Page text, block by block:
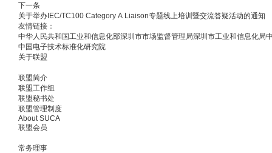
下一条
关于举办IEC/TC100 Category A Liaison专题线上培训暨交流答疑活动的通知
友情链接：
中华人民共和国工业和信息化部深圳市市场监督管理局深圳市工业和信息化局
中国电子技术标准化研究院
关于联盟
联盟简介
联盟工作组
联盟秘书处
联盟管理制度
About SUCA
联盟会员
常务理事